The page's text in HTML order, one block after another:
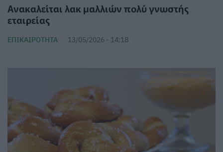
Ανακαλείται λακ μαλλιών πολύ γνωστής
εταιρείας
ΕΠΙΚΑΙΡΌΤΗΤΑ 13/05/2026 - 14:18